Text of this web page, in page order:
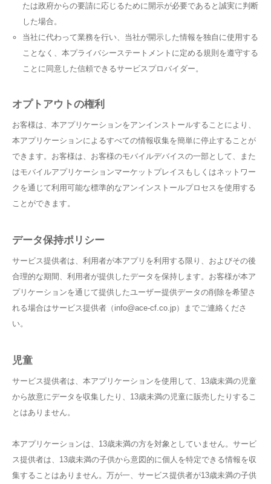
たは政府からの要請に応じるために開示が必要であると誠実に判断
した場合。
当社に代わって業務を行い、当社が開示した情報を独自に使用する
ことなく、本プライバシーステートメントに定める規則を遵守する
ことに同意した信頼できるサービスプロバイダー。
オプトアウトの権利
お客様は、本アプリケーションをアンインストールすることにより、
本アプリケーションによるすべての情報収集を簡単に停止することが
できます。お客様は、お客様のモバイルデバイスの一部として、また
はモバイルアプリケーションマーケットプレイスもしくはネットワー
クを通じて利用可能な標準的なアンインストールプロセスを使用する
ことができます。
データ保持ポリシー
サービス提供者は、利用者が本アプリを利用する限り、およびその後
合理的な期間、利用者が提供したデータを保持します。お客様が本ア
プリケーションを通じて提供したユーザー提供データの削除を希望さ
れる場合はサービス提供者（info@ace-cf.co.jp）までご連絡くださ
い。
児童
サービス提供者は、本アプリケーションを使用して、13歳未満の児童
から故意にデータを収集したり、13歳未満の児童に販売したりするこ
とはありません。
本アプリケーションは、13歳未満の方を対象としていません。サービ
ス提供者は、13歳未満の子供から意図的に個人を特定できる情報を収
集することはありません。万が一、サービス提供者が13歳未満の子供